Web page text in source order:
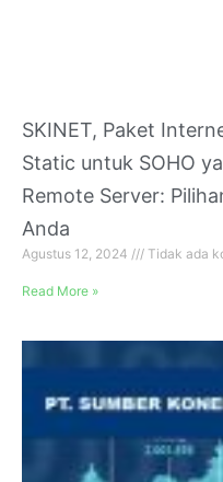
SKINET, Paket
Static untuk SOHO
Remote Server:
Anda
Agustus 12, 2024 Tidak ada
Read More »